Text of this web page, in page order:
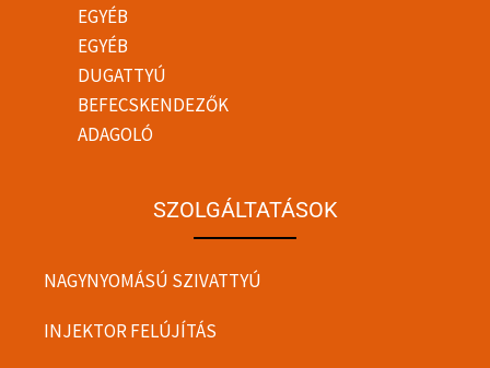
EGYÉB
EGYÉB
DUGATTYÚ
BEFECSKENDEZŐK
ADAGOLÓ
SZOLGÁLTATÁSOK
NAGYNYOMÁSÚ SZIVATTYÚ
INJEKTOR FELÚJÍTÁS